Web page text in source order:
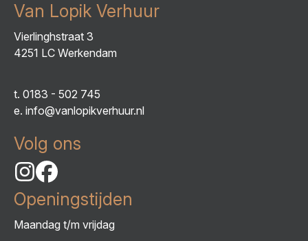
Van Lopik Verhuur
Vierlinghstraat 3
4251 LC Werkendam
t. 0183 - 502 745
e. info@vanlopikverhuur.nl
Volg ons
Openingstijden
Maandag t/m vrijdag